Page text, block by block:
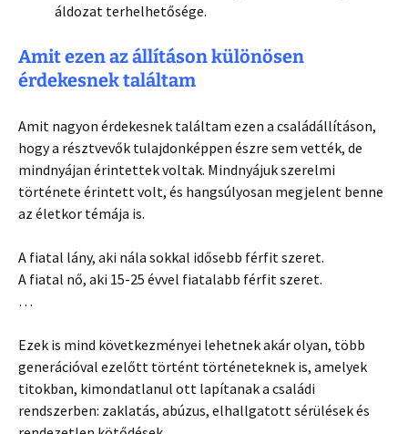
áldozat terhelhetősége.
Amit ezen az állításon különösen
érdekesnek találtam
Amit nagyon érdekesnek találtam ezen a családállításon,
hogy a résztvevők tulajdonképpen észre sem vették, de
mindnyájan érintettek voltak. Mindnyájuk szerelmi
története érintett volt, és hangsúlyosan megjelent benne
az életkor témája is.
A fiatal lány, aki nála sokkal idősebb férfit szeret.
A fiatal nő, aki 15-25 évvel fiatalabb férfit szeret.
…
Ezek is mind következményei lehetnek akár olyan, több
generációval ezelőtt történt történeteknek is, amelyek
titokban, kimondatlanul ott lapítanak a családi
rendszerben: zaklatás, abúzus, elhallgatott sérülések és